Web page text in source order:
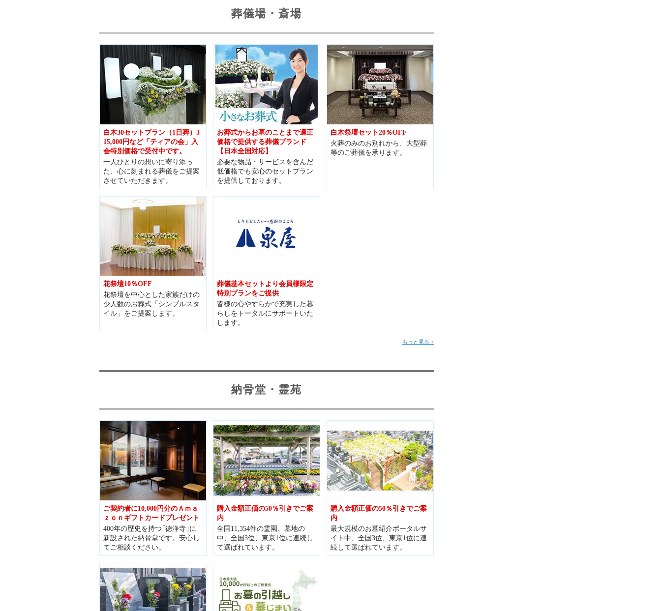
葬儀場・斎場
白木30セットプラン（1日葬）3
15,000円など「ティアの会」入
会特別価格で受付中です。
一人ひとりの想いに寄り添っ
た、心に刻まれる葬儀をご提案
させていただきます。
お葬式からお墓のことまで適正
価格で提供する葬儀ブランド
【日本全国対応】
必要な物品・サービスを含んだ
低価格でも安心のセットプラン
を提供しております。
白木祭壇セット20％OFF
火葬のみのお別れから、大型葬
等のご葬儀を承ります。
花祭壇10％OFF
花祭壇を中心とした家族だけの
少人数のお葬式「シンプルスタ
イル」をご提案します。
葬儀基本セットより会員様限定
特別プランをご提供
皆様の心やすらかで充実した暮
らしをトータルにサポートいた
します。
もっと見る >
納骨堂・霊苑
ご契約者に10,000円分のＡｍａ
ｚｏｎギフトカードプレゼント
400年の歴史を持つ｢徳浄寺｣に
新設された納骨堂です。安心し
てご相談ください。
購入金額正価の50％引きでご案
内
全国11,354件の霊園、墓地の
中、全国3位、東京1位に連続し
て選ばれています。
購入金額正価の50％引きでご案
内
最大規模のお墓紹介ポータルサ
イト中、全国3位、東京1位に連
続して選ばれています。